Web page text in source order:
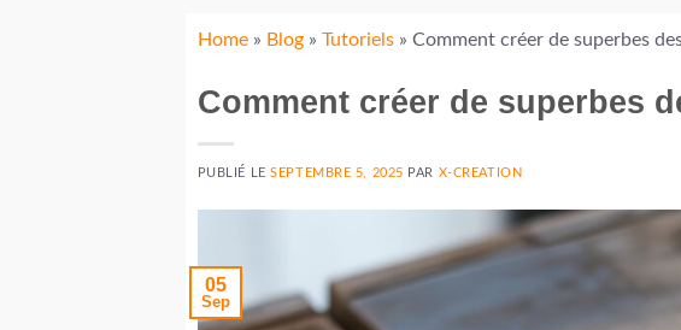
Home» Blog» Tutoriels» Comment créer de superbes
Comment créer de superbes
PUBLIÉ LESEPTEMBRE 5, 2025 PAR X-CREATION
05
Sep